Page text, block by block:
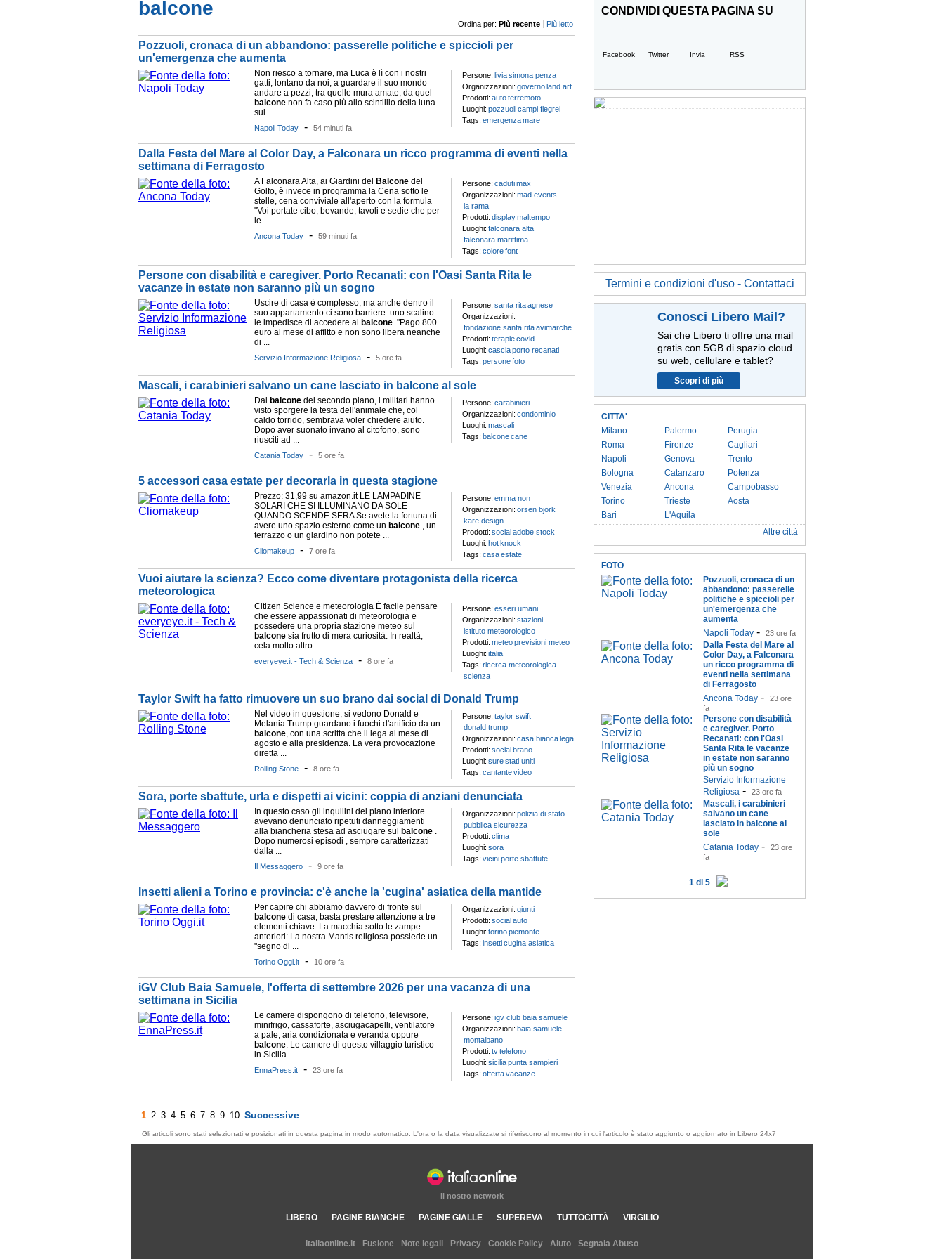
balcone
Ordina per: Più recente Più letto
Pozzuoli, cronaca di un abbandono: passerelle politiche e spiccioli per
un'emergenza che aumenta
Non riesco a tornare, ma Luca è lì con i nostri
gatti, lontano da noi, a guardare il suo mondo
andare a pezzi; tra quelle mura amate, da quel
balcone non fa caso più allo scintillio della luna
sul ...
Napoli Today - 54 minuti fa
Persone: liviasimona penza
Organizzazioni: governoland art
Prodotti: autoterremoto
Luoghi: pozzuolicampi flegrei
Tags: emergenzamare
Dalla Festa del Mare al Color Day, a Falconara un ricco programma di eventi nella
settimana di Ferragosto
A Falconara Alta, ai Giardini del Balcone del
Golfo, è invece in programma la Cena sotto le
stelle, cena conviviale all'aperto con la formula
"Voi portate cibo, bevande, tavoli e sedie che per
le ...
Ancona Today - 59 minuti fa
Persone: cadutimax
Organizzazioni: mad events
la rama
Prodotti: displaymaltempo
Luoghi: falconara alta
falconara marittima
Tags: colorefont
Persone con disabilità e caregiver. Porto Recanati: con l'Oasi Santa Rita le
vacanze in estate non saranno più un sogno
Uscire di casa è complesso, ma anche dentro il
suo appartamento ci sono barriere: uno scalino
le impedisce di accedere al balcone. "Pago 800
euro al mese di affitto e non sono libera neanche
di ...
Servizio Informazione Religiosa - 5 ore fa
Persone: santa ritaagnese
Organizzazioni:
fondazione santa ritaavimarche
Prodotti: terapiecovid
Luoghi: casciaporto recanati
Tags: personefoto
Mascali, i carabinieri salvano un cane lasciato in balcone al sole
Dal balcone del secondo piano, i militari hanno
visto sporgere la testa dell'animale che, col
caldo torrido, sembrava voler chiedere aiuto.
Dopo aver suonato invano al citofono, sono
riusciti ad ...
Catania Today - 5 ore fa
Persone: carabinieri
Organizzazioni: condominio
Luoghi: mascali
Tags: balconecane
5 accessori casa estate per decorarla in questa stagione
Prezzo: 31,99 su amazon.it LE LAMPADINE
SOLARI CHE SI ILLUMINANO DA SOLE
QUANDO SCENDE SERA Se avete la fortuna di
avere uno spazio esterno come un balcone , un
terrazzo o un giardino non potete ...
Cliomakeup - 7 ore fa
Persone: emma non
Organizzazioni: orsen björk
kare design
Prodotti: socialadobe stock
Luoghi: hotknock
Tags: casaestate
Vuoi aiutare la scienza? Ecco come diventare protagonista della ricerca
meteorologica
Citizen Science e meteorologia È facile pensare
che essere appassionati di meteorologia e
possedere una propria stazione meteo sul
balcone sia frutto di mera curiosità. In realtà,
cela molto altro. ...
everyeye.it - Tech & Scienza - 8 ore fa
Persone: esseri umani
Organizzazioni: stazioni
istituto meteorologico
Prodotti: meteoprevisioni meteo
Luoghi: italia
Tags: ricerca meteorologica
scienza
Taylor Swift ha fatto rimuovere un suo brano dai social di Donald Trump
Nel video in questione, si vedono Donald e
Melania Trump guardano i fuochi d'artificio da un
balcone, con una scritta che li lega al mese di
agosto e alla presidenza. La vera provocazione
diretta ...
Rolling Stone - 8 ore fa
Persone: taylor swift
donald trump
Organizzazioni: casa biancalega
Prodotti: socialbrano
Luoghi: surestati uniti
Tags: cantantevideo
Sora, porte sbattute, urla e dispetti ai vicini: coppia di anziani denunciata
In questo caso gli inquilini del piano inferiore
avevano denunciato ripetuti danneggiamenti
alla biancheria stesa ad asciugare sul
balcone .
Dopo numerosi episodi , sempre caratterizzati
dalla ...
Il Messaggero - 9 ore fa
Organizzazioni: polizia di stato
pubblica sicurezza
Prodotti: clima
Luoghi: sora
Tags: viciniporte sbattute
Insetti alieni a Torino e provincia: c'è anche la 'cugina' asiatica della mantide
Per capire chi abbiamo davvero di fronte sul
balcone di casa, basta prestare attenzione a tre
elementi chiave: La macchia sotto le zampe
anteriori: La nostra Mantis religiosa possiede un
"segno di ...
Torino Oggi.it - 10 ore fa
Organizzazioni: giunti
Prodotti: socialauto
Luoghi: torinopiemonte
Tags: insetticugina asiatica
iGV Club Baia Samuele, l'offerta di settembre 2026 per una vacanza di una
settimana in Sicilia
Le camere dispongono di telefono, televisore,
minifrigo, cassaforte, asciugacapelli, ventilatore
a pale, aria condizionata e veranda oppure
balcone. Le camere di questo villaggio turistico
in Sicilia ...
EnnaPress.it - 23 ore fa
Persone: igv club baia samuele
Organizzazioni: baia samuele
montalbano
Prodotti: tvtelefono
Luoghi: siciliapunta sampieri
Tags: offertavacanze
1 2 3 4 5 6 7 8 9 10 Successive
CONDIVIDI QUESTA PAGINA SU
Facebook Twitter Invia RSS
Termini e condizioni d'uso - Contattaci
Conosci Libero Mail?
Sai che Libero ti offre una mail
gratis con 5GB di spazio cloud
su web, cellulare e tablet?
Scopri di più
CITTA'
Milano
Roma
Napoli
Bologna
Venezia
Torino
Bari
Palermo
Firenze
Genova
Catanzaro
Ancona
Trieste
L'Aquila
Perugia
Cagliari
Trento
Potenza
Campobasso
Aosta
Altre città
FOTO
Pozzuoli, cronaca di un
abbandono: passerelle
politiche e spiccioli per
un'emergenza che
aumenta
Napoli Today - 23 ore fa
Dalla Festa del Mare al
Color Day, a Falconara
un ricco programma di
eventi nella settimana
di Ferragosto
Ancona Today -
23 ore
fa
Persone con disabilità
e caregiver. Porto
Recanati: con l'Oasi
Santa Rita le vacanze
in estate non saranno
più un sogno
Servizio Informazione
Religiosa - 23 ore fa
Mascali, i carabinieri
salvano un cane
lasciato in balcone al
sole
Catania Today -
23 ore
fa
1 di 5
Gli articoli sono stati selezionati e posizionati in questa pagina in modo automatico. L'ora o la data visualizzate si riferiscono al momento in cui l'articolo è stato aggiunto o aggiornato in Libero 24x7
il nostro network
LIBERO PAGINE BIANCHE PAGINE GIALLE SUPEREVA TUTTOCITTÀ VIRGILIO
Italiaonline.it Fusione Note legali Privacy Cookie Policy Aiuto Segnala Abuso